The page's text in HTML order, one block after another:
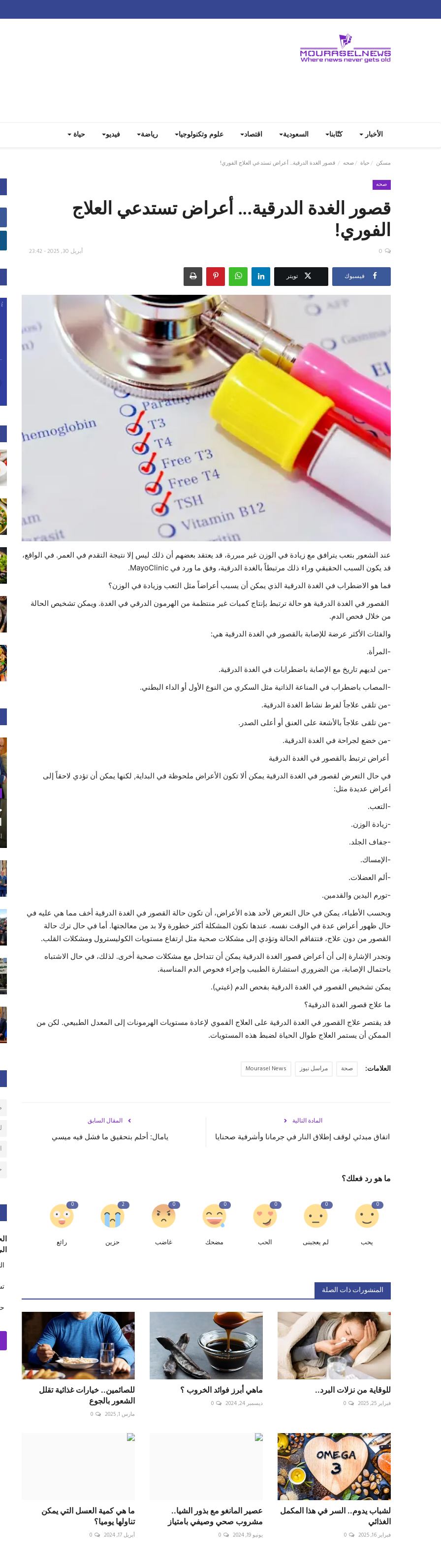
الأخبار كتّابنا السعودية اقتصاد علوم وتكنولوجيا رياضة فيديو حياة
مسكن حياة صحه قصور الغدة الدرقية... أعراض تستدعي العلاج الفوري!
صحه
قصور الغدة الدرقية... أعراض تستدعي العلاج
الفوري!
أبريل 30, 2025 - 23:42 0
فيسبوك تويتر
عند الشعور بتعب يترافق مع زيادة في الوزن غير مبررة، قد يعتقد بعضهم أن ذلك ليس إلا نتيجة التقدم في العمر. في الواقع،
قد يكون السبب الحقيقي وراء ذلك مرتبطاً بالغدة الدرقية، وفق ما ورد في MayoClinic.
فما هو الاضطراب في الغدة الدرقية الذي يمكن أن يسبب أعراضاً مثل التعب وزيادة في الوزن؟
القصور في الغدة الدرقية هو حالة ترتبط بإنتاج كميات غير منتظمة من الهرمون الدرقي في الغدة. ويمكن تشخيص الحالة
من خلال فحص الدم.
والفئات الأكثر عرضة للإصابة بالقصور في الغدة الدرقية هي:
-المرأة.
-من لديهم تاريخ مع الإصابة باضطرابات في الغدة الدرقية.
-المصاب باضطراب في المناعة الذاتية مثل السكري من النوع الأول أو الداء البطني.
-من تلقى علاجاً لفرط نشاط الغدة الدرقية.
-من تلقى علاجاً بالأشعة على العنق أو أعلى الصدر.
-من خضع لجراحة في الغدة الدرقية.
أعراض ترتبط بالقصور في الغدة الدرقية
في حال التعرض لقصور في الغدة الدرقية يمكن ألا تكون الأعراض ملحوظة في البداية, لكنها يمكن أن تؤدي لاحقاً إلى
أعراض عديدة مثل:
-التعب.
-زيادة الوزن.
-جفاف الجلد.
-الإمساك.
-ألم العضلات.
-تورم اليدين والقدمين.
وبحسب الأطباء، يمكن في حال التعرض لأحد هذه الأعراض، أن تكون حالة القصور في الغدة الدرقية أخف مما هي عليه في
حال ظهور أعراض عدة في الوقت نفسه. عندها تكون المشكلة أكثر خطورة ولا بد من معالجتها. أما في حال ترك حالة
القصور من دون علاج، فتتفاقم الحالة وتؤدي إلى مشكلات صحية مثل ارتفاع مستويات الكوليسترول ومشكلات القلب.
وتجدر الإشارة إلى أن أعراض قصور الغدة الدرقية يمكن أن تتداخل مع مشكلات صحية أخرى. لذلك، في حال الاشتباه
باحتمال الإصابة، من الضروري استشارة الطبيب وإجراء فحوص الدم المناسبة.
يمكن تشخيص القصور في الغدة الدرقية بفحص الدم (غيتي).
ما علاج قصور الغدة الدرقية؟
قد يقتصر علاج القصور في الغدة الدرقية على العلاج الفموي لإعادة مستويات الهرمونات إلى المعدل الطبيعي. لكن من
الممكن أن يستمر العلاج طوال الحياة لضبط هذه المستويات.
العلامات: صحة مراسل نيوز Mourasel News
المقال السابق
يامال: أحلم بتحقيق ما فشل فيه ميسي
المادة التالية
اتفاق مبدئي لوقف إطلاق النار في جرمانا وأشرفية صحنايا
ما هو رد فعلك؟
0
يحب
0
لم يعجبنى
0
الحب
0
مضحك
0
غاضب
2
حزين
0
رائع
المنشورات ذات الصلة
فبراير 25, 2025 0
ماهي أبرز فوائد الخروب ؟
ديسمبر 24, 2024 0
للصائمين.. خيارات غذائية تقلل
الشعور بالجوع
مارس 1, 2025 0
لشباب يدوم.. السر في هذا المكمل
الغذائي
فبراير 16, 2025 0
عصير المانغو مع بذور الشيا..
مشروب صحي وصيفي بامتياز
يونيو 19, 2024 0
ما هي كمية العسل التي يمكن
تناولها يوميا؟
أبريل 17, 2024 0